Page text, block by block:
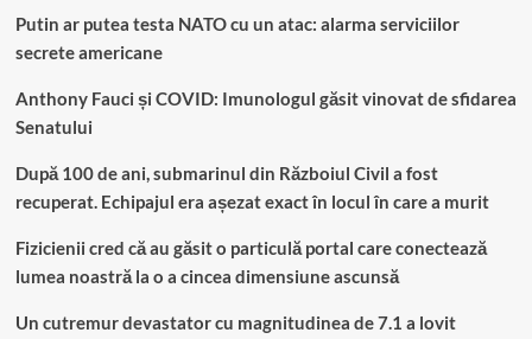
Putin ar putea testa NATO cu un atac: alarma serviciilor
secrete americane
Anthony Fauci și COVID: Imunologul găsit vinovat de sfidarea
Senatului
După 100 de ani, submarinul din Războiul Civil a fost
recuperat. Echipajul era așezat exact în locul în care a murit
Fizicienii cred că au găsit o particulă portal care conectează
lumea noastră la o a cincea dimensiune ascunsă
Un cutremur devastator cu magnitudinea de 7.1 a lovit